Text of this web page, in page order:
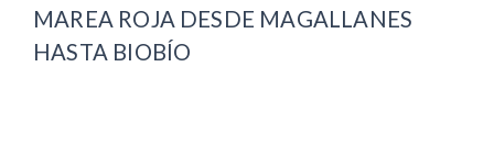
MAREA ROJA DESDE MAGALLANES
HASTA BIOBÍO